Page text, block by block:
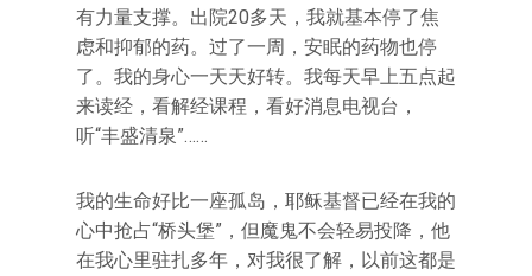
有力量支撑。出院20多天，我就基本停了焦
虑和抑郁的药。过了一周，安眠的药物也停
了。我的身心一天天好转。我每天早上五点起
来读经，看解经课程，看好消息电视台，
听“丰盛清泉”……
我的生命好比一座孤岛，耶稣基督已经在我的
心中抢占“桥头堡”，但魔鬼不会轻易投降，他
在我心里驻扎多年，对我很了解，以前这都是